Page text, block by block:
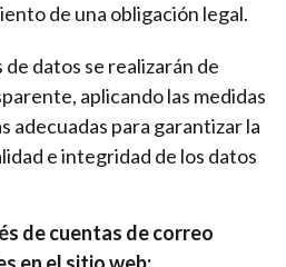
de una obligación legal.
datos se realizarán de
aplicando las medidas
adecuadas para garantizar la
e integridad de los datos
de cuentas de correo